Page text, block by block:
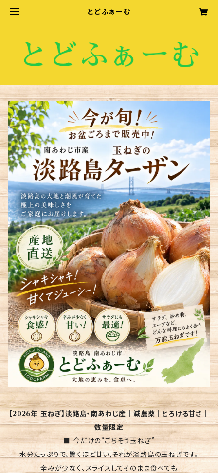
とどふぁーむ
【2026年 玉ねぎ】淡路島・南あわじ産｜減農薬｜とろける甘さ｜
数量限定
■ 今だけの“ごちそう玉ねぎ”
水分たっぷりで、驚くほど甘い,それが淡路島の玉ねぎです。
辛みが少なく、スライスしてそのまま食べても